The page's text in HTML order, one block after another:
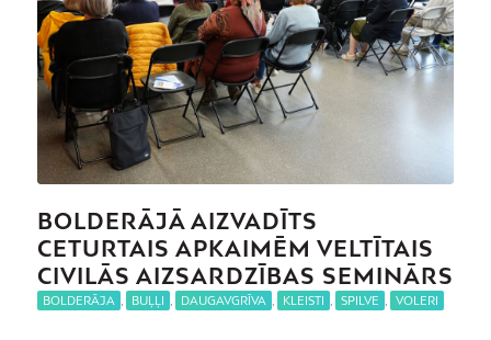
BOLDERĀJĀ AIZVADĪTS
CETURTAIS APKAIMĒM VELTĪTAIS
CIVILĀS AIZSARDZĪBAS SEMINĀRS
BOLDERĀJA BUĻĻI DAUGAVGRĪVA KLEISTI SPILVE VOLERI